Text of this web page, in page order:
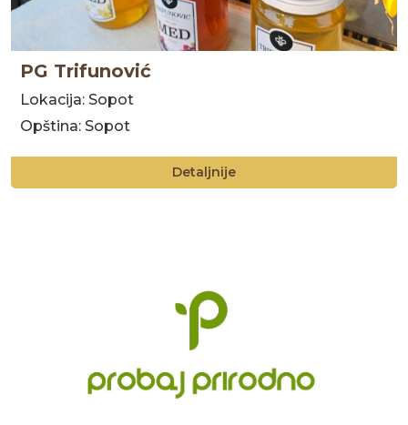
PG Trifunović
Lokacija: Sopot
Opština: Sopot
Detaljnije